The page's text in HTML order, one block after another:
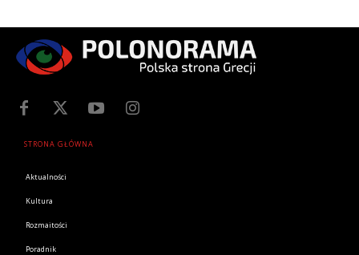
STRONA GŁÓWNA
Aktualności
Kultura
Rozmaitości
Poradnik